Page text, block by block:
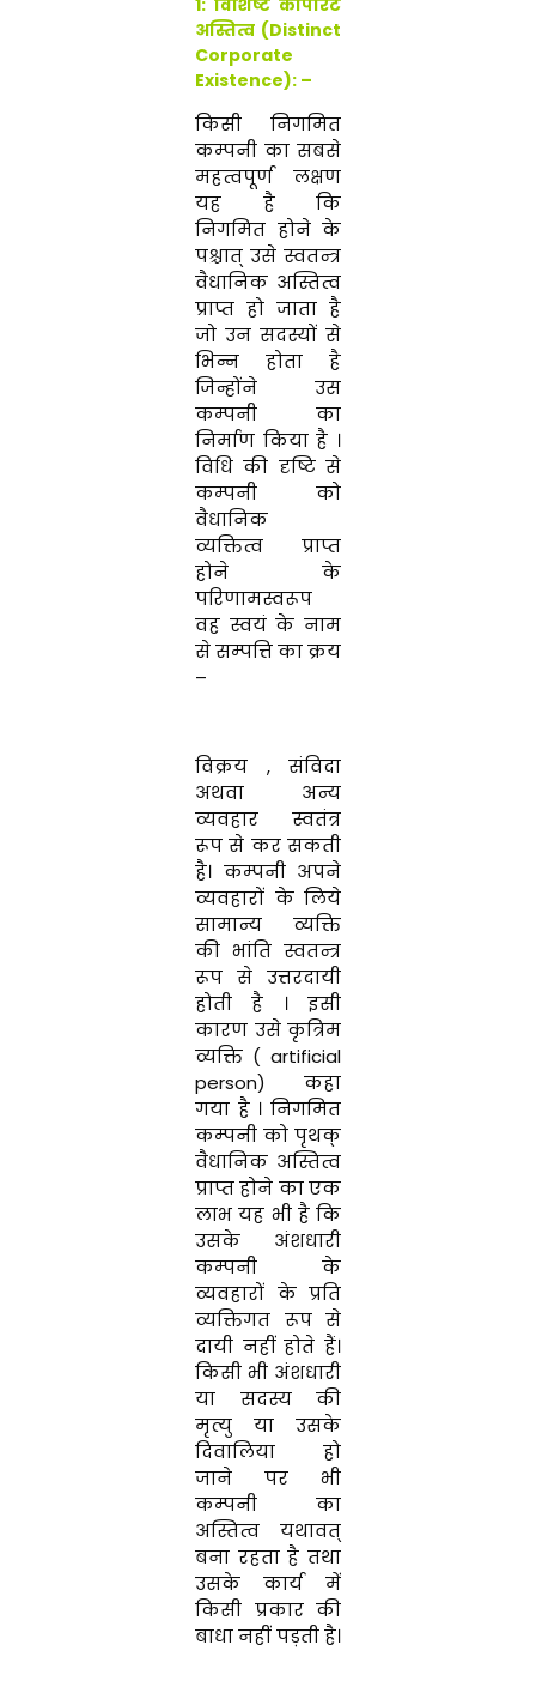
1: विशिष्ट कॉर्पोरेट
अस्तित्व (Distinct
Corporate
Existence): –
किसीनिगमित
कम्पनीका सबसे
महत्वपूर्णलक्षण
यह हैकि
निगमित होनेके
पश्चात्उसेस्वतन्त्र
वैधानिक अस्तित्व
प्राप्त होजाताहै
जो उनसदस्योंसे
भिन्नहोताहै
जिन्होंने उस
कम्पनी का
निर्माण कियाहै ।
विधि की दृष्टि से
कम्पनीको
वैधानिक
व्यक्तित्वप्राप्त
होनेके
परिणामस्वरूप
वह स्वयंकेनाम
सेसम्पत्तिकाक्रय
–
विक्रय ,संविदा
अथवा अन्य
व्यवहारस्वतंत्र
रूपसे करसकती
है। कम्पनी अपने
व्यवहारों केलिये
सामान्यव्यक्ति
कीभांति स्वतन्त्र
रूप से उत्तरदायी
होतीहै ।इसी
कारण उसे कृत्रिम
व्यक्ति (artificial
person)कहा
गया है ।निगमित
कम्पनीकोपृथक्
वैधानिक अस्तित्व
प्राप्तहोने काएक
लाभयह भी हैकि
उसके अंशधारी
कम्पनीके
व्यवहारों केप्रति
व्यक्तिगत रूपसे
दायी नहींहोतेहैं।
किसीभी अंशधारी
या सदस्यकी
मृत्यु या उसके
दिवालिया हो
जानेपरभी
कम्पनीका
अस्तित्वयथावत्
बना रहताहैतथा
उसकेकार्यमें
किसी प्रकारकी
बाधानहींपड़तीहै।